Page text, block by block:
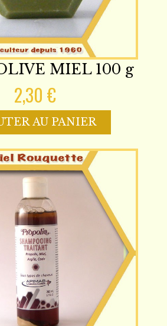
MIEL 100 g
2,30 €
AU PANIER